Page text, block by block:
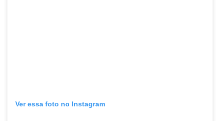
Ver essa foto no Instagram